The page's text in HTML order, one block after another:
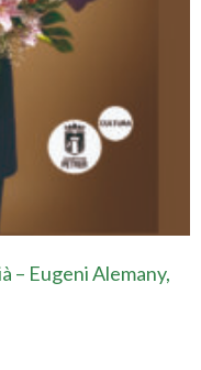
– Eugeni Alemany,